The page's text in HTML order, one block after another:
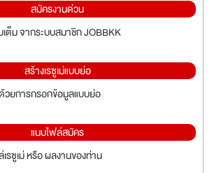
สมัครงานด่วน
ต็ม จากระบบสมาชิก JOBBKK
สร้างเรซูเม่แบบย่อ
วยการกรอกข้อมูลแบบย่อ
แนบไฟล์สมัคร
รซูเม่ หรือ ผลงานของท่าน